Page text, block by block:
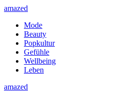
amazed
Mode
Beauty
Popkultur
Gefühle
Wellbeing
Leben
amazed